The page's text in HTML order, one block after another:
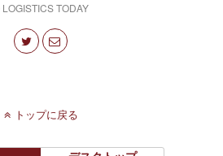
TODAY
トップに戻る